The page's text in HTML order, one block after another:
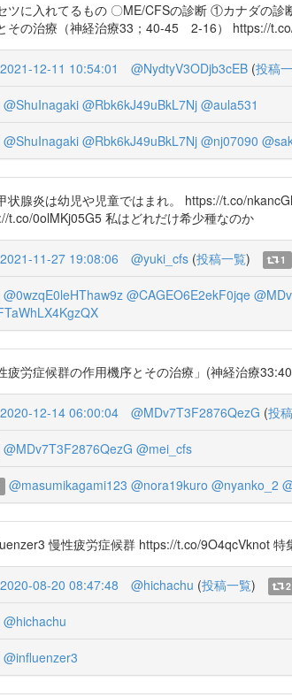
ツに入れてるもの 〇ME/CFSの診断 ①カナダの
その治療（神経治療33；40-45 2-16） https://
2021-12-11 10:54:01 @NydtyV3ODjb3cEB (投稿
@ShuInagaki @Rbk6kJ49uBkL7Nj @aula531
@ShuInagaki @Rbk6kJ49uBkL7Nj @nj07090
状腺炎は幼児や児童ではまれ。 https://t.co/
t.co/0olMKj05G5 私はどれだけ希少種なのか
2021-11-27 19:08:06 @yuki_cfs (投稿一覧) 1
@0wzqE0leHThaw9z @CAGEO6E2ekF0jqe
疲労症候群の作用機序とその治療」(神経治療
2020-12-14 06:00:04 @MDv7T3F2876QezG (投
@MDv7T3F2876QezG @mei_cfs
@masumikagami123 @nora19kuro @nyanko_2
慢性疲労症候群 https://t.co/9O4qcVknot
2020-08-20 08:47:48 @hichachu (投稿一覧) 2
@hichachu
@influenzer3